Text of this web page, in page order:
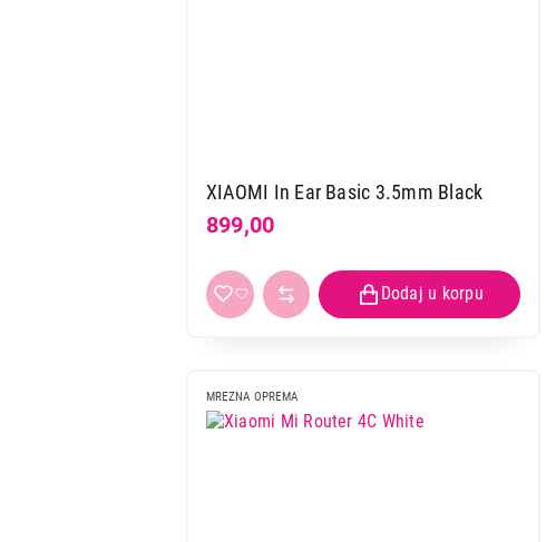
TELESNE TEŽINE
KUVALA ZA VODU
XIAOMI In Ear Basic 3.5mm Black
899,00
MREZNA OPREMA